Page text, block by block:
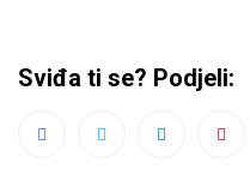
Sviđa ti se? Podjeli: